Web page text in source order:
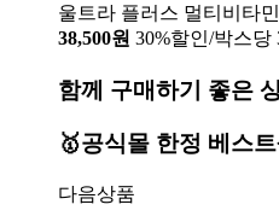
울트라 플러스 멀티비타
38,500원 30%할인/박스당
함께 구매하기 좋은
🥇공식몰 한정 베스
다음상품